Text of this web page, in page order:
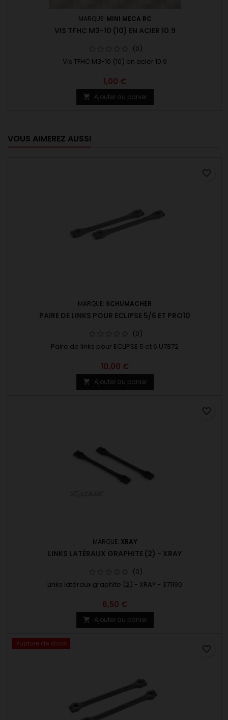
MARQUE: MINI MECA RC
VIS TFHC M3-10 (10) EN ACIER 10.9
(0)
Vis TFHC M3-10 (10) en acier 10.9
1,00 €
 Ajouter au panier
VOUS AIMEREZ AUSSI
MARQUE: SCHUMACHER
PAIRE DE LINKS POUR ECLIPSE 5/6 ET PRO10
(0)
Paire de links pour ECLIPSE 5 et 6 U7872
10,00 €
 Ajouter au panier
favorite_border
MARQUE: XRAY
LINKS LATÉRAUX GRAPHITE (2) - XRAY
(0)
Links latéraux graphite (2) - XRAY - 371190
6,50 €
 Ajouter au panier
favorite_border
Rupture de stock
favorite_border